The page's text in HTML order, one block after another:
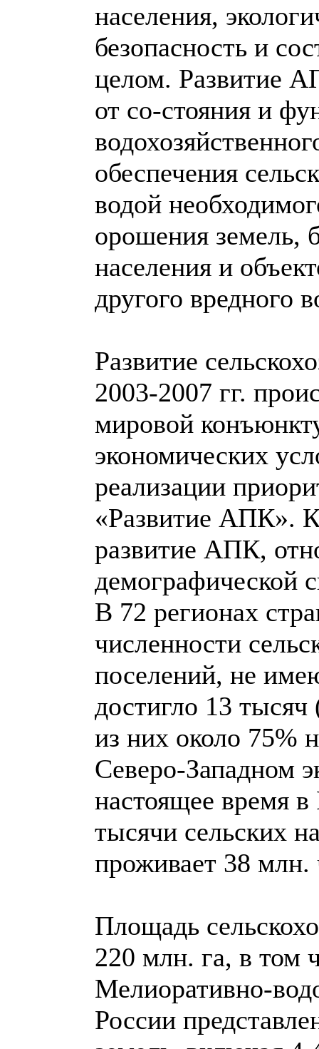
населения,
безопасность и
целом. Развитие
от со-стояния и
обеспечения
водой
орошения земель,
населения и
другого вредного
Развитие
2003-2007 гг.
мировой
экономических
реализации
«Развитие АПК».
развитие АПК,
демографической
В 72 регионах
численности
поселений, не
достигло 13
из них около 75%
Северо-Западном
настоящее время в
тысячи сельских
проживает 38 млн.
Площадь
220 млн. га, в том
Мелиоративно-
России